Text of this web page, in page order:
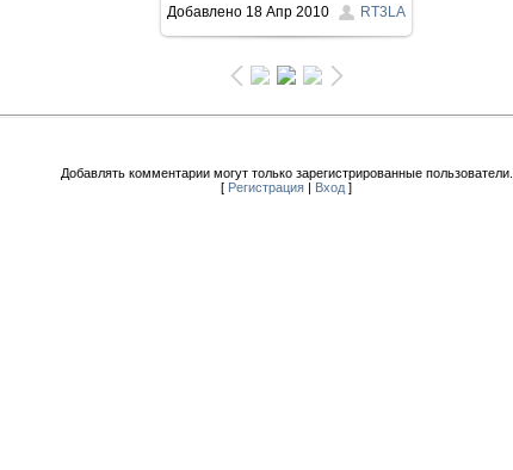
Добавлено 18 Апр 2010 RT3LA
Добавлять комментарии могут только зарегистрированные пользователи.
[ Регистрация Вход]